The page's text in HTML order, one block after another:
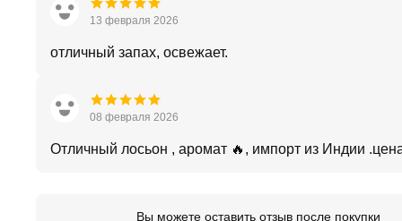
13 февраля 2026
отличный запах, освежает.
08 февраля 2026
Отличный лосьон , аромат 🔥, импорт из Индии .цена
Вы можете оставить отзыв после покупки